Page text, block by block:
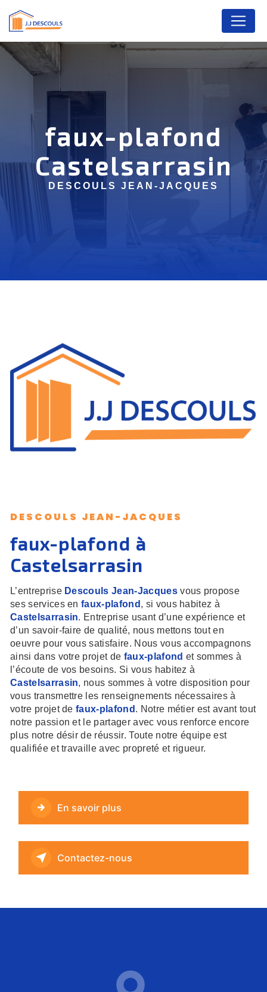
faux-plafond
Castelsarrasin
DESCOULS JEAN-JACQUES
DESCOULS JEAN-JACQUES
faux-plafond à
Castelsarrasin
L’entreprise Descouls Jean-Jacquesvous propose
ses services enfaux-plafond , si vous habitez à
Castelsarrasin. Entreprise usant d’une expérience et
d’un savoir-faire de qualité, nous mettons tout en
oeuvre pour vous satisfaire. Nous vous accompagnons
ainsi dans votre projet de faux-plafond et sommes à
l’écoute de vos besoins. Si vous habitez à
Castelsarrasin, nous sommes à votre disposition pour
vous transmettre les renseignements nécessaires à
votre projet defaux-plafond . Notre métier est avant tout
notre passion et le partager avec vous renforce encore
plus notre désir de réussir. Toute notre équipe est
qualifiée et travaille avec propreté et rigueur.
En savoir plus
Contactez-nous
Panneau de gestion des cookies